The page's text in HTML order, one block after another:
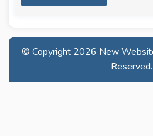
© Copyright 2026 New
Reserved.